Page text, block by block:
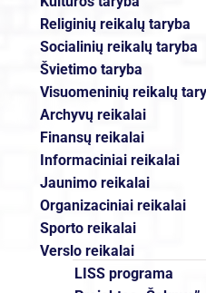
Religinių reikalų taryba
Socialinių reikalų taryba
Švietimo taryba
Visuomeninių reikalų
Archyvų reikalai
Finansų reikalai
Informaciniai reikalai
Jaunimo reikalai
Organizaciniai reikalai
Sporto reikalai
Verslo reikalai
LISS programa